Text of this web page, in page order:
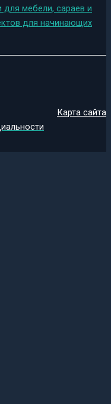
мебели, сараев и
для начинающих
Карта сайта